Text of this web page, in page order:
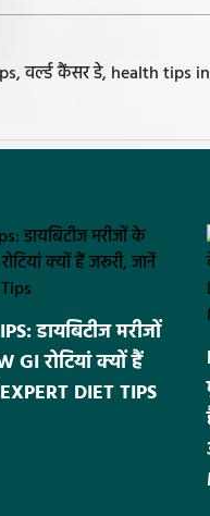
कैंसर डे, health tips in
डायबिटीज मरीजों
GI रोटियां क्यों हैं
DIET TIPS